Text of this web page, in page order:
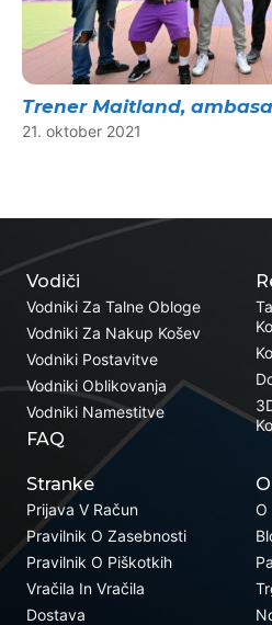
Trener Maitland,
21. oktober 2021
Vodiči
Vodniki Za Talne Obloge
Vodniki Za Nakup Košev
Vodniki Postavitve
Vodniki Oblikovanja
Vodniki Namestitve
FAQ
Stranke
Prijava V Račun
Pravilnik O Zasebnosti
Pravilnik O Piškotkih
Vračila In Vračila
Dostava
O
O